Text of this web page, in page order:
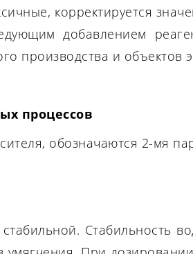
корректируется
добавлением
производства и объектов
процессов
обозначаются 2-мя
Стабильность